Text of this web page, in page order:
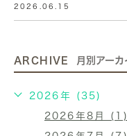
2026.06.15
ARCHIVE 月別アーカ
2026年 (35)
2026年8月 (1)